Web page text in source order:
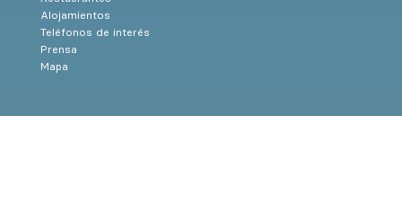
Alojamientos
Teléfonos de interés
Prensa
Mapa